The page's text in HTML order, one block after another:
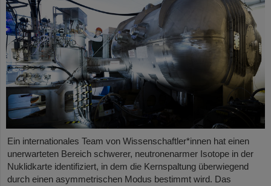
Ein internationales Team von Wissenschaftler*innen hat einen
unerwarteten Bereich schwerer, neutronenarmer Isotope in der
Nuklidkarte identifiziert, in dem die Kernspaltung überwiegend
durch einen asymmetrischen Modus bestimmt wird. Das